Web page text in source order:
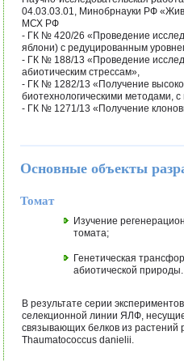
04.03.03.01, Минобрнауки РФ
МСХ РФ
- ГК № 420/26 «Проведение
яблони) с редуцированным
- ГК № 188/13 «Проведение
абиотическим стрессам»,
- ГК № 1282/13 «Получение
биотехнологическими методами,
- ГК № 1271/13 «Получение
Основные объекты
Томат
Изучение
томата;
Генетическая
абиотической природы.
В результате серии
селекционной линии ЯЛФ,
связывающих белков из растений
Thaumatococcus danielii.